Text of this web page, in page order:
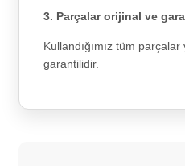
3. Parçalar orijinal ve
Kullandığımız tüm
garantilidir.